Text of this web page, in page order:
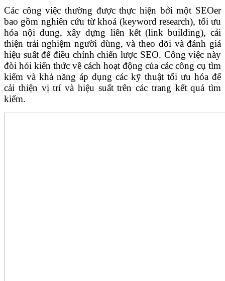
Các công việc thường được thực hiện bởi một SEOer
bao gồm nghiên cứu từ khoá (keyword research), tối ưu
hóa nội dung, xây dựng liên kết (link building), cải
thiện trải nghiệm người dùng, và theo dõi và đánh giá
hiệu suất để điều chỉnh chiến lược SEO. Công việc này
đòi hỏi kiến thức về cách hoạt động của các công cụ tìm
kiếm và khả năng áp dụng các kỹ thuật tối ưu hóa để
cải thiện vị trí và hiệu suất trên các trang kết quả tìm
kiếm.